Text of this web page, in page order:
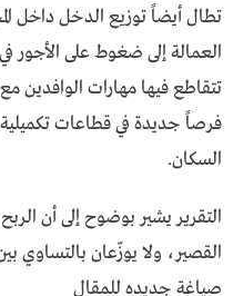
تطال أيضاً توزيع الدخل داخل
العمالة إلى ضغوط على
تتقاطع فيها مهارات الوافدين
فرصاً جديدة في قطاعات
السكان.
التقرير يشير بوضوح إلى أن
القصير، ولا يوزّعان بالتساوي
صياغة جديده للمقال